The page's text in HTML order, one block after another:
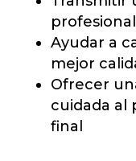
Ayudar a
mejor
Ofrecer
cuidada al
final